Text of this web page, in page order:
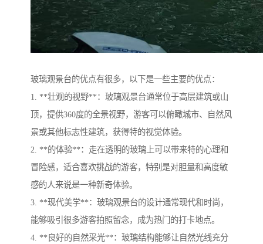
玻璃观景台的优点有很多，以下是一些主要的优点：
1. **壮观的视野**：玻璃观景台通常位于高层建筑或山
顶，提供360度的全景视野，游客可以俯瞰城市、自然风
景或其他标志性建筑，获得特的视觉体验。
2. **的体验**：走在透明的玻璃上可以带来特的心理和
冒险感，适合喜欢挑战的游客，特别是对胆量和高度敏
感的人来说是一种新奇体验。
3. **现代美学**：玻璃观景台的设计通常现代和时尚，
能够吸引很多游客拍照留念，成为热门的打卡地点。
4. **良好的自然采光**：玻璃结构能够让自然光线充分